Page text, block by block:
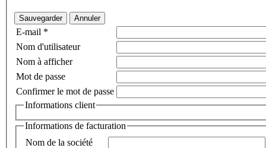
Sauvegarder Annuler
E-mail *
Nom d'utilisateur
Nom à afficher
Mot de passe
Confirmer le mot de passe
Informations client
Informations de facturation
Nom de la société